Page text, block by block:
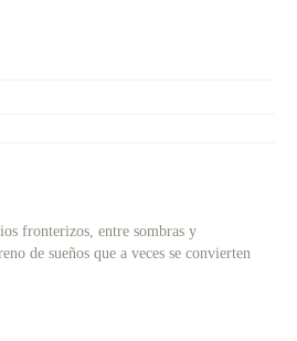
fronterizos, entre sombras y
de sueños que a veces se convierten